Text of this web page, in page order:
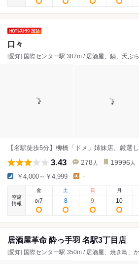
口々
[愛知] 国際センター駅 387m / 居酒屋、鍋、天ぷら
【名駅徒歩5分】柳橋「ドメ」姉妹店。厳選
3.43 278 人 19996 人
￥4,000～￥4,999 -
空席
情報
金
8/7
土
8
日
9
月
10
居酒屋革命 酔っ手羽 名駅3丁目店
[愛知] 国際センター駅 350m / 居酒屋、焼き鳥、